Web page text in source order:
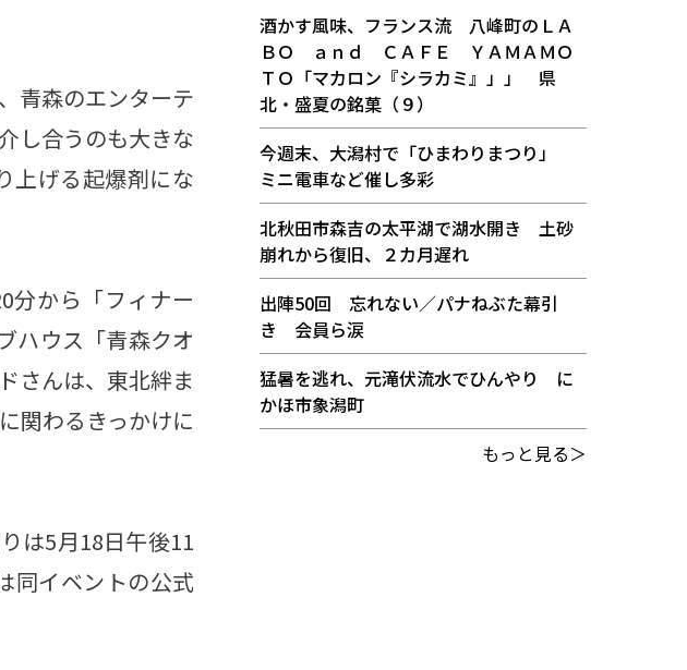
青森のエンターテ
し合うのも大きな
上げる起爆剤にな
分から「フィナー
ハウス「青森クオ
さんは、東北絆ま
関わるきっかけに
は5月18日午後11
同イベントの公式
酒かす風味、フランス流 八峰町のＬＡ
ＢＯ ａｎｄ ＣＡＦＥ ＹＡＭＡＭＯ
ＴＯ「マカロン『シラカミ』」」 県
北・盛夏の銘菓（９）
今週末、大潟村で「ひまわりまつり」
ミニ電車など催し多彩
北秋田市森吉の太平湖で湖水開き 土砂
崩れから復旧、２カ月遅れ
出陣50回 忘れない／パナねぶた幕引
き 会員ら涙
猛暑を逃れ、元滝伏流水でひんやり に
かほ市象潟町
もっと見る＞